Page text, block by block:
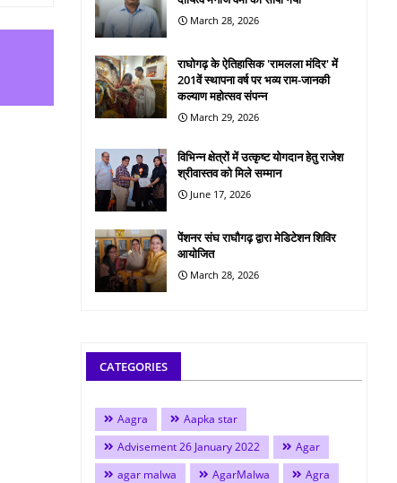
March 28, 2026
राघोगढ़ के ऐतिहासिक 'रामलला मंदिर' में
201वें स्थापना वर्ष पर भव्य राम-जानकी
कल्याण महोत्सव संपन्न
March 29, 2026
विभिन्न क्षेत्रों में उत्कृष्ट योगदान हेतु राजेश
श्रीवास्तव को मिले सम्मान
June 17, 2026
पेंशनर संघ राघौगढ़ द्वारा मेडिटेशन शिविर
आयोजित
March 28, 2026
CATEGORIES
Aagra
Aapka star
Advisement 26 January 2022
Agar
agar malwa
AgarMalwa
Agra